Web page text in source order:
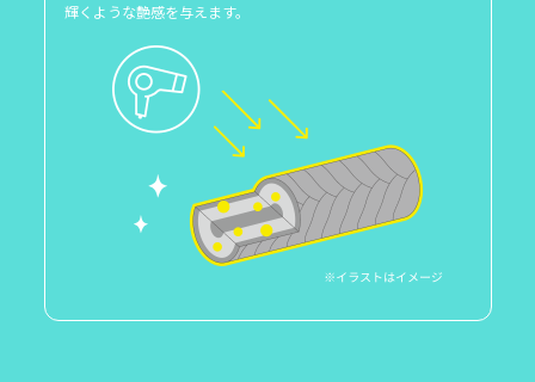
輝くような艶感を与えます。